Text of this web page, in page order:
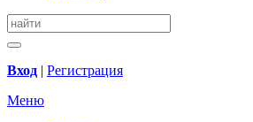
Вход | Регистрация
Меню